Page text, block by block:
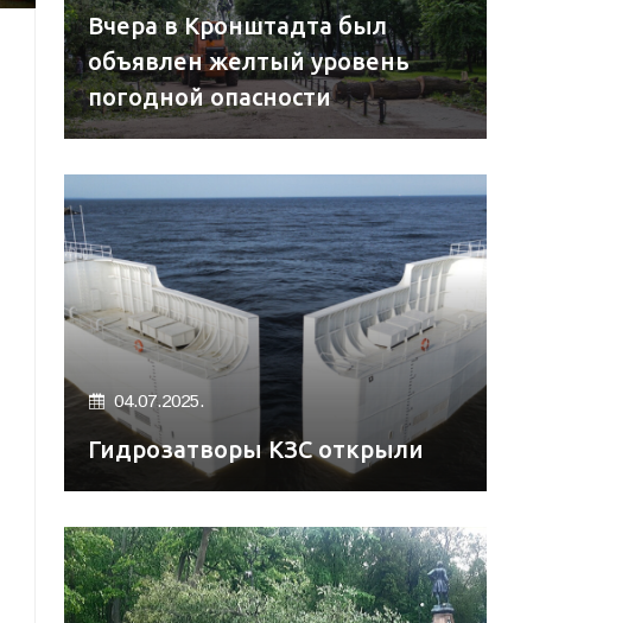
Вчера в Кронштадта был
объявлен желтый уровень
погодной опасности
04.07.2025.
Гидрозатворы КЗС открыли